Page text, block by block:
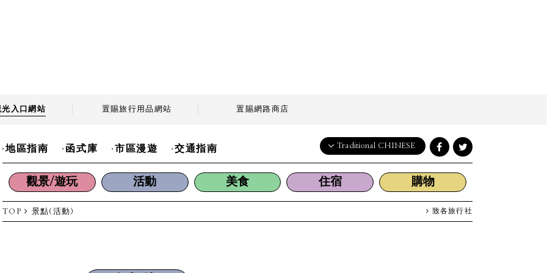
光 入口網站 置賜旅行用品 網站 置賜網路商店
地區指南 函式庫 市區漫遊 交通指南 Traditional CHINESE
English
日本語
觀景/遊玩 活動 美食 住宿 購物
TOP 景點(活動) 致各旅行社